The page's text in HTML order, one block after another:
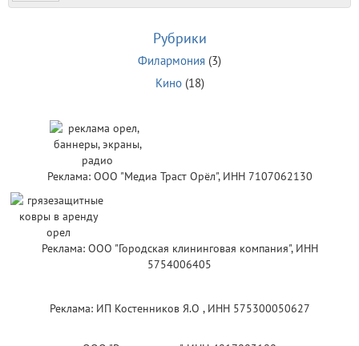
Рубрики
Филармония (3)
Кино(18)
Реклама: ООО "Медиа Траст Орёл", ИНН 7107062130
Реклама: ООО "Городская клининговая компания", ИНН
5754006405
Реклама: ИП Костенников Я.О , ИНН 575300050627